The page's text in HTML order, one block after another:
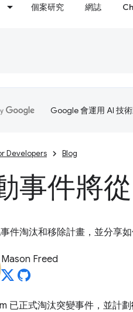
個案研究 網誌
Google 會運用 AI 技
Developers Blog
事件將
件淘汰和移除計畫，並分享
Mason Freed
已正式淘汰突變事件，並計劃